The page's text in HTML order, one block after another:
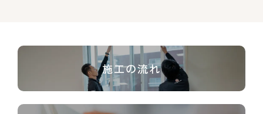
施工の流れ